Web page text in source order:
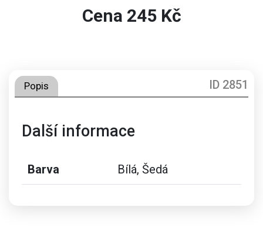
Cena 245Kč
ID 2851
Popis
Další informace
Barva Bílá, Šedá